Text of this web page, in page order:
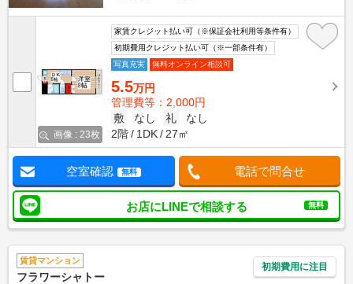
画像 : 23枚
家賃クレジット払い可（※保証会社利用等条件有）
初期費用クレジット払い可（※一部条件有）
写真充実
無料オンライン相談可
5.5万円
管理費等：2,000円
敷
なし 礼
なし
2階
1DK 27㎡
空室確認 無料 電話で問合せ
お店にLINEで相談する 無料
賃貸マンション
フラワーシャトー
初期費用に注目